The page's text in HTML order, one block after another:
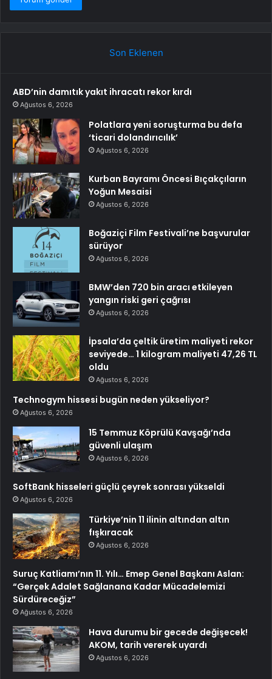
Son Eklenen
ABD’nin damıtık yakıt ihracatı rekor kırdı
Ağustos 6, 2026
Polatlara yeni soruşturma bu defa
‘ticari dolandırıcılık’
Ağustos 6, 2026
Kurban Bayramı Öncesi Bıçakçıların
Yoğun Mesaisi
Ağustos 6, 2026
Boğaziçi Film Festivali’ne başvurular
sürüyor
Ağustos 6, 2026
BMW’den 720 bin aracı etkileyen
yangın riski geri çağrısı
Ağustos 6, 2026
İpsala’da çeltik üretim maliyeti rekor
seviyede… 1 kilogram maliyeti 47,26 TL
oldu
Ağustos 6, 2026
Technogym hissesi bugün neden yükseliyor?
Ağustos 6, 2026
15 Temmuz Köprülü Kavşağı’nda
güvenli ulaşım
Ağustos 6, 2026
SoftBank hisseleri güçlü çeyrek sonrası yükseldi
Ağustos 6, 2026
Türkiye’nin 11 ilinin altından altın
fışkıracak
Ağustos 6, 2026
Suruç Katliamı’nın 11. Yılı… Emep Genel Başkanı Aslan:
“Gerçek Adalet Sağlanana Kadar Mücadelemizi
Sürdüreceğiz”
Ağustos 6, 2026
Hava durumu bir gecede değişecek!
AKOM, tarih vererek uyardı
Ağustos 6, 2026